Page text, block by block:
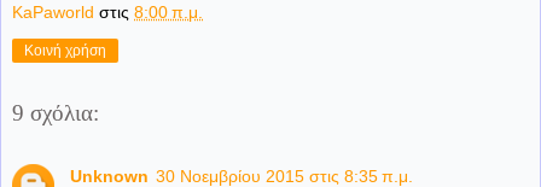
KaPaworld στις 8:00 π.μ.
Κοινή χρήση
9 σχόλια:
Unknown 30 Νοεμβρίου 2015 στις 8:35 π.μ.